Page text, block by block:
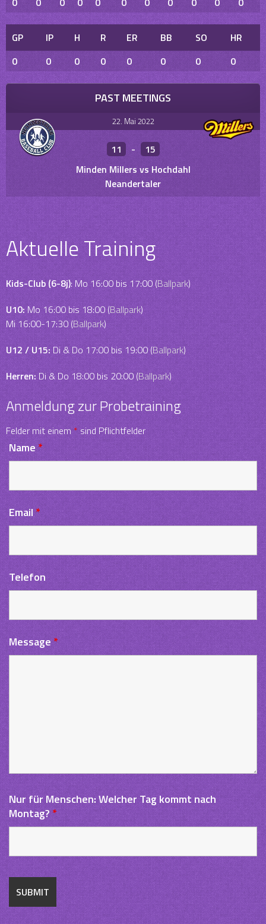
GP IP H R ER BB SO
HR
0
0 0 0 0 0 0 0
PAST MEETINGS
22. Mai 2022
11 -
15
Minden Millers vs Hochdahl
Neandertaler
Aktuelle Training
Kids-Club (6-8j): Mo 16:00 bis 17:00 (Ballpark)
U10:Mo 16:00 bis 18:00 (Ballpark)
Mi 16:00-17:30 (Ballpark)
U12 / U15: Di & Do 17:00 bis 19:00 (Ballpark)
Herren: Di & Do 18:00 bis 20:00 (Ballpark)
Anmeldung zur Probetraining
Felder mit einem* sind Pflichtfelder
Name*
Email*
Telefon
Message*
Nur für Menschen: Welcher Tag kommt nach
Montag?*